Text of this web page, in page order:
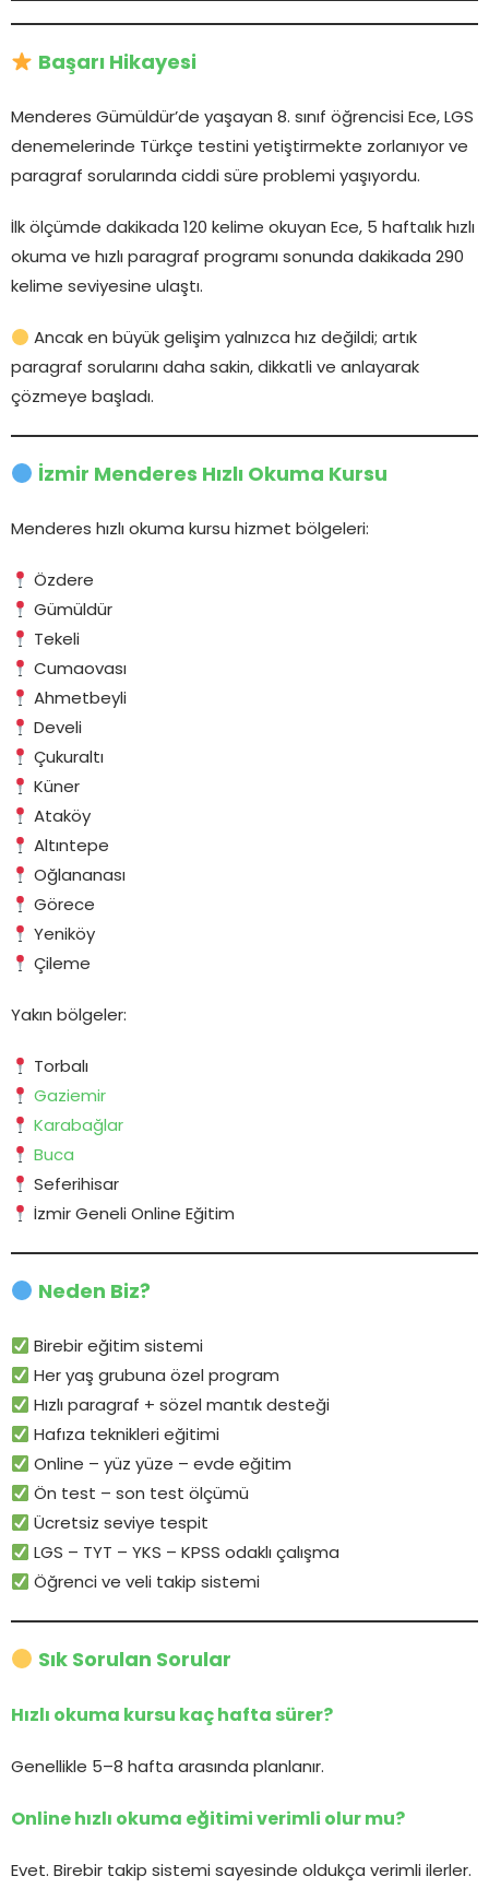
Başarı Hikayesi
Menderes Gümüldür’de yaşayan 8. sınıf öğrencisi Ece, LGS
denemelerinde Türkçe testini yetiştirmekte zorlanıyor ve
paragraf sorularında ciddi süre problemi yaşıyordu.
İlk ölçümde dakikada 120 kelime okuyan Ece, 5 haftalık hızlı
okuma ve hızlı paragraf programı sonunda dakikada 290
kelime seviyesine ulaştı.
Ancak en büyük gelişim yalnızca hız değildi; artık
paragraf sorularını daha sakin, dikkatli ve anlayarak
çözmeye başladı.
İzmir Menderes Hızlı Okuma Kursu
Menderes hızlı okuma kursu hizmet bölgeleri:
Özdere
Gümüldür
Tekeli
Cumaovası
Ahmetbeyli
Develi
Çukuraltı
Küner
Ataköy
Altıntepe
Oğlananası
Görece
Yeniköy
Çileme
Yakın bölgeler:
Torbalı
Gaziemir
Karabağlar
Buca
Seferihisar
İzmir Geneli Online Eğitim
Neden Biz?
Birebir eğitim sistemi
Her yaş grubuna özel program
Hızlı paragraf + sözel mantık desteği
Hafıza teknikleri eğitimi
Online – yüz yüze – evde eğitim
Ön test – son test ölçümü
Ücretsiz seviye tespit
LGS – TYT – YKS – KPSS odaklı çalışma
Öğrenci ve veli takip sistemi
Sık Sorulan Sorular
Hızlı okuma kursu kaç hafta sürer?
Genellikle 5–8 hafta arasında planlanır.
Online hızlı okuma eğitimi verimli olur mu?
Evet. Birebir takip sistemi sayesinde oldukça verimli ilerler.